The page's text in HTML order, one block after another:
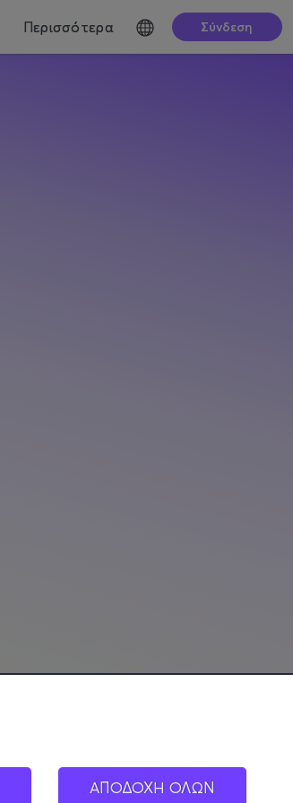
ΑΠΟΔΟΧΗ ΟΛΩΝ
Περισσότερα Σύνδεση